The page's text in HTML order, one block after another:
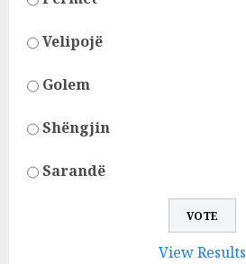
Velipojë
Golem
Shëngjin
Sarandë
View Results